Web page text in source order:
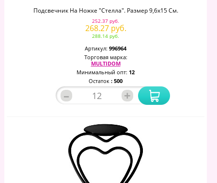
Подсвечник На Ножке "Стелла". Размер 9,6х15 См.
252.37 руб.
268.27 руб.
288.14 руб.
Артикул: 996964
Торговая марка:
MULTIDOM
Минимальный опт: 12
Остаток : 500
– +